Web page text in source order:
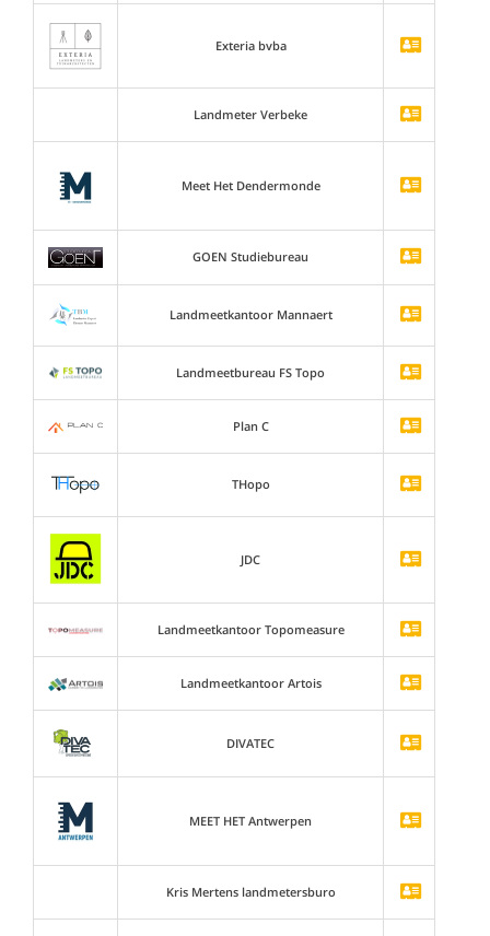
Exteria bvba
Landmeter Verbeke
Meet Het Dendermonde
GOEN Studiebureau
Landmeetkantoor Mannaert
Landmeetbureau FS Topo
Plan C
THopo
JDC
Landmeetkantoor Topomeasure
Landmeetkantoor Artois
DIVATEC
MEET HET Antwerpen
Kris Mertens landmetersburo